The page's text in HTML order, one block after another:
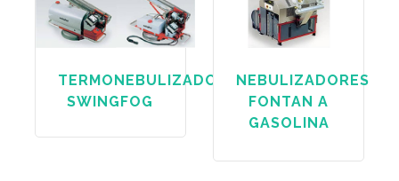
TERMONEBULIZADOR
SWINGFOG
NEBULIZADORES
FONTAN A
GASOLINA